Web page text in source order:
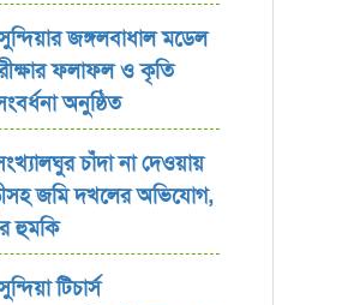
জঙ্গলবাধাল মডেল
ফলাফল ও কৃতি
অনুষ্ঠিত
চাঁদা না দেওয়ায়
জমি দখলের অভিযোগ,
হুমকি
টিচার্স